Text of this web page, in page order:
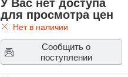
У Вас нет доступа
для просмотра цен
Нет в наличии
Сообщить о
поступлении